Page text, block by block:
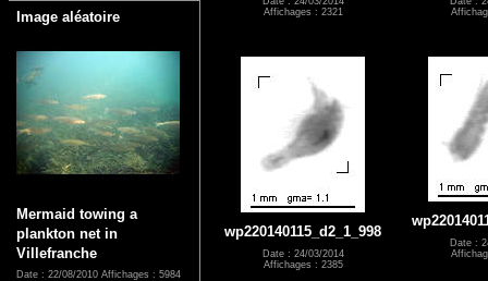
Image aléatoire
Mermaid towing a
plankton net in
Villefranche
Date : 22/08/2010 Affichages : 5984
Affichages : 2321
wp220140115_d2_1_998
Date : 24/03/2014
Affichages : 2385
Date :